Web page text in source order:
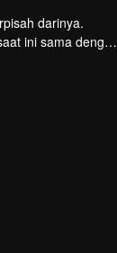
darinya.
ini sama dengan
suka pada Alister.
Ana